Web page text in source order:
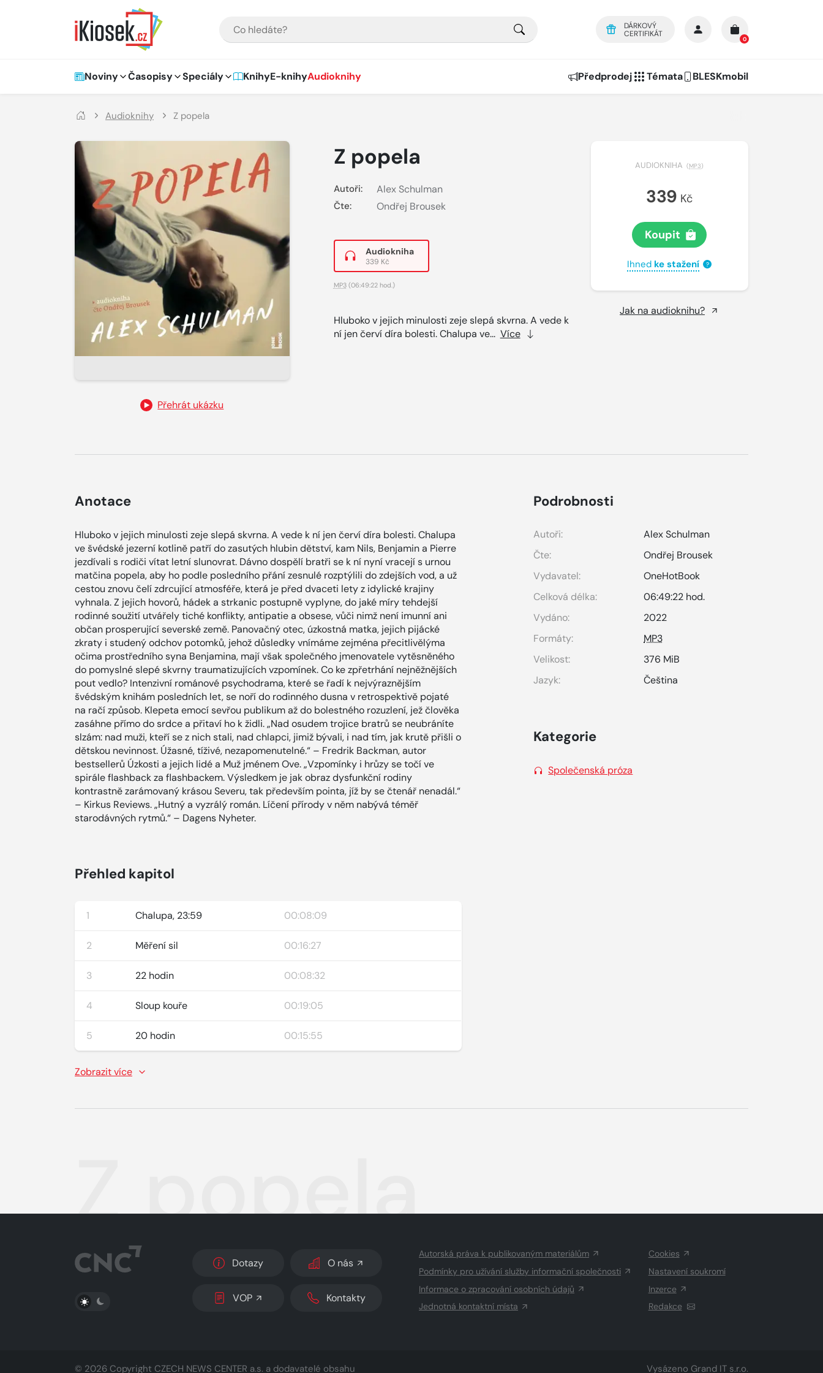
DÁRKOVÝ
CERTIFIKÁT
0
Hlavní navigace
Noviny Časopisy Speciály KnihyE-knihyAudioknihy Předprodej Témata BLESKmobil
Audioknihy Z popela
Přehrát ukázku
Z popela
Autoři: Alex Schulman
Čte: Ondřej Brousek
Audiokniha
339 Kč
MP3(06:49:22 hod.)
Hluboko v jejich minulosti zeje slepá skvrna. A vede k
ní jen červí díra bolesti. Chalupa ve... Více
AUDIOKNIHA (MP3)
339 Kč
Koupit
Ihned ke stažení ?
Jak na audioknihu?
Anotace
Hluboko v jejich minulosti zeje slepá skvrna. A vede k ní jen červí díra bolesti. Chalupa
ve švédské jezerní kotlině patří do zasutých hlubin dětství, kam Nils, Benjamin a Pierre
jezdívali s rodiči vítat letní slunovrat. Dávno dospělí bratři se k ní nyní vracejí s urnou
matčina popela, aby ho podle posledního přání zesnulé rozptýlili do zdejších vod, a už
cestou znovu čelí zdrcující atmosféře, která je před dvaceti lety z idylické krajiny
vyhnala. Z jejich hovorů, hádek a strkanic postupně vyplyne, do jaké míry tehdejší
rodinné soužití utvářely tiché konflikty, antipatie a obsese, vůči nimž není imunní ani
občan prosperující severské země. Panovačný otec, úzkostná matka, jejich pijácké
zkraty i studený odchov potomků, jehož důsledky vnímáme zejména přecitlivělýma
očima prostředního syna Benjamina, mají však společného jmenovatele vytěsněného
do pomyslné slepé skvrny traumatizujících vzpomínek. Co ke zpřetrhání nejněžnějších
pout vedlo? Intenzivní románové psychodrama, které se řadí k nejvýraznějším
švédským knihám posledních let, se noří do rodinného dusna v retrospektivě pojaté
na račí způsob. Klepeta emocí sevřou publikum až do bolestného rozuzlení, jež člověka
zasáhne přímo do srdce a přitaví ho k židli. „Nad osudem trojice bratrů se neubráníte
slzám: nad muži, kteří se z nich stali, nad chlapci, jimiž bývali, i nad tím, jak krutě přišli o
dětskou nevinnost. Úžasné, tíživé, nezapomenutelné.“ – Fredrik Backman, autor
bestsellerů Úzkosti a jejich lidé a Muž jménem Ove. „Vzpomínky i hrůzy se točí ve
spirále flashback za flashbackem. Výsledkem je jak obraz dysfunkční rodiny
kontrastně zarámovaný krásou Severu, tak především pointa, jíž by se čtenář nenadál.“
– Kirkus Reviews. „Hutný a vyzrálý román. Líčení přírody v něm nabývá téměř
starodávných rytmů.“ – Dagens Nyheter.
Přehled kapitol
1 Chalupa, 23:59 00:08:09
2 Měření sil 00:16:27
3 22 hodin 00:08:32
4 Sloup kouře 00:19:05
5 20 hodin 00:15:55
Zobrazit více
Podrobnosti
Autoři:
Alex Schulman
Čte:
Ondřej Brousek
Vydavatel:
OneHotBook
Celková délka:
06:49:22 hod.
Vydáno:
2022
Formáty:
MP3
Velikost:
376 MiB
Jazyk:
Čeština
Kategorie
Společenská próza
Z popela
PŘEPNOUT SVĚTLÝ/TMAVÝ REŽIM
Dotazy O nás
VOP Kontakty
Autorská práva k publikovaným materiálům
Podmínky pro užívání služby informační společnosti
Informace o zpracování osobních údajů
Jednotná kontaktní místa
Cookies
Nastavení soukromí
Inzerce
Redakce
© 2026 Copyright CZECH NEWS CENTER a.s. a dodavatelé obsahu Vysázeno Grand IT s.r.o.